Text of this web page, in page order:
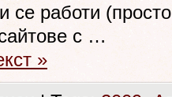
се работи
с …
»